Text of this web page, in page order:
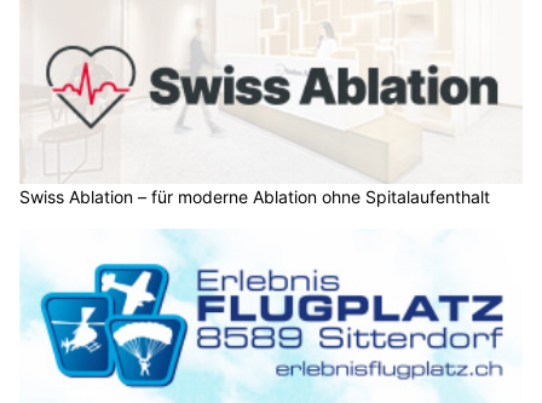
Swiss Ablation – für moderne Ablation ohne Spitalaufenthalt